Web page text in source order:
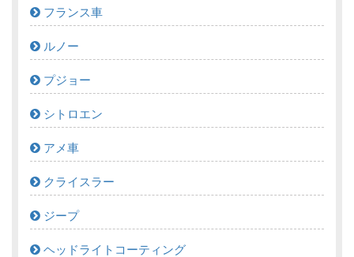
フランス車
ルノー
プジョー
シトロエン
アメ車
クライスラー
ジープ
ヘッドライトコーティング